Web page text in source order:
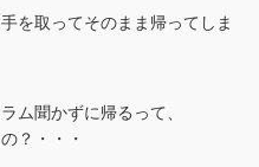
を取ってそのまま帰ってしま
ム聞かずに帰るって、
？・・・